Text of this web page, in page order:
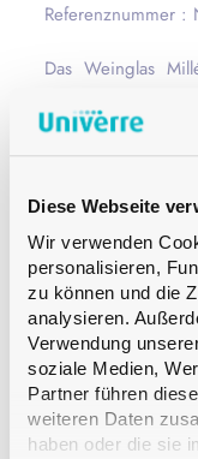
Diese Webseite
Wir verwenden
personalisieren,
zu können und die
analysieren.
Verwendung
soziale Medien,
Partner führen
weiteren Daten
haben oder die sie
Referenznummer :
Das Weinglas
Rotweine und
optimal für
Inhalt
Gewicht
Höhe
Durchmesser
Menge pro Palette